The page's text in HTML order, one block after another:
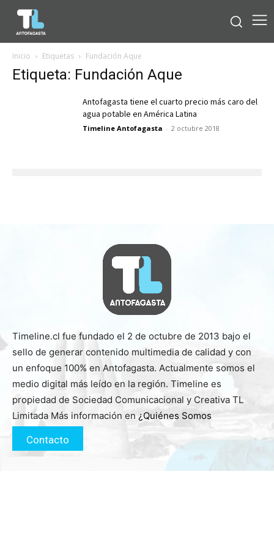
Inicio Etiquetas Fundación Aque
Etiqueta: Fundación Aque
Antofagasta tiene el cuarto precio más caro del
agua potable en América Latina
Timeline Antofagasta - 2 octubre 2018
Timeline.cl fue fundado el 2 de octubre de 2013 bajo el
sello de generar contenido multimedia de calidad y con
un enfoque 100% en Antofagasta. Actualmente somos el
medio digital más leído en la región. Timeline es
propiedad de Sociedad Comunicacional y Creativa TL
Limitada Más información en ¿Quiénes Somos
Contacto